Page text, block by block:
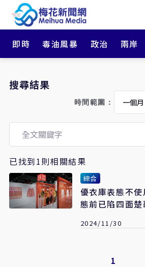
即時 毒油風暴 政治 兩岸
搜尋結果
時間範圍：
已找到1則相關結果
綜合
優衣庫表態不
態前已陷四面楚
2024/11/30
1